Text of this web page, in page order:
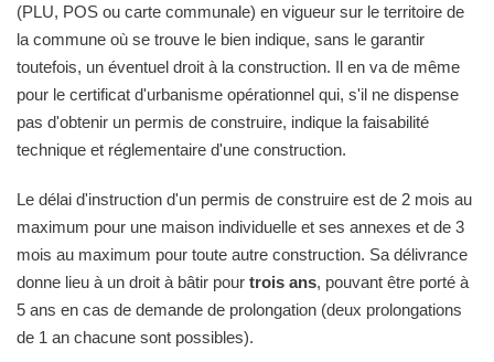
(PLU, POS ou carte communale) en vigueur sur le territoire de
la commune où se trouve le bien indique, sans le garantir
toutefois, un éventuel droit à la construction. Il en va de même
pour le certificat d'urbanisme opérationnel qui, s'il ne dispense
pas d'obtenir un permis de construire, indique la faisabilité
technique et réglementaire d'une construction.
Le délai d'instruction d'un permis de construire est de 2 mois au
maximum pour une maison individuelle et ses annexes et de 3
mois au maximum pour toute autre construction. Sa délivrance
donne lieu à un droit à bâtir pour trois ans, pouvant être porté à
5 ans en cas de demande de prolongation (deux prolongations
de 1 an chacune sont possibles).